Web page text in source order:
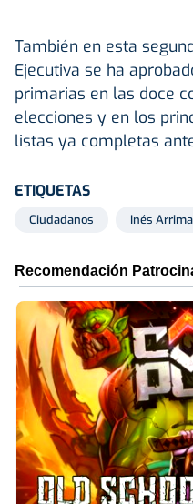
También en esta
Ejecutiva se ha
primarias en las doce
elecciones y en los
listas ya completas
ETIQUETAS
Ciudadanos Inés